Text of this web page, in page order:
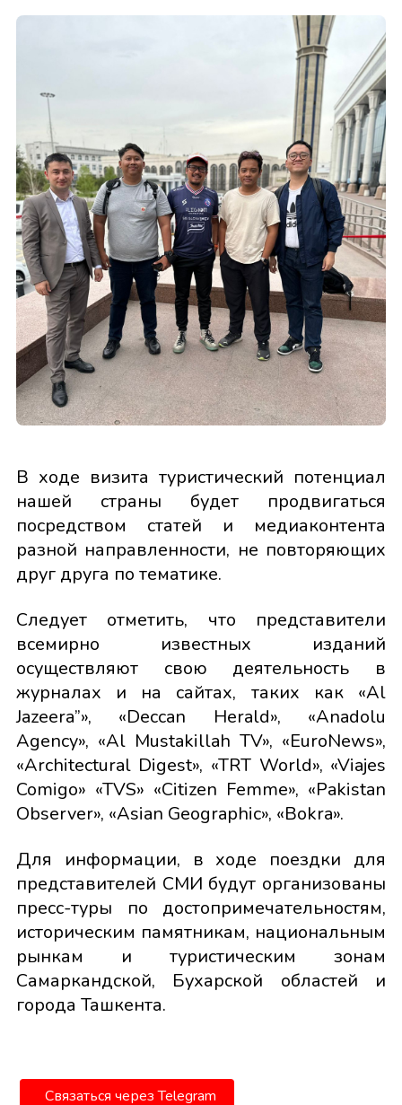
В ходе визита туристический потенциал
нашей страны будет продвигаться
посредством статей и медиаконтента
разной направленности, не повторяющих
друг друга по тематике.
Следует отметить, что представители
всемирно известных изданий
осуществляют свою деятельность в
журналах и на сайтах, таких как «Al
Jazeera”», «Deccan Herald», «Anadolu
Agency», «Al Mustakillah TV», «EuroNews»,
«Architectural Digest», «TRT World», «Viajes
Comigo» «TVS» «Citizen Femme», «Pakistan
Observer», «Asian Geographic», «Bokra».
Для информации, в ходе поездки для
представителей СМИ будут организованы
пресс-туры по достопримечательностям,
историческим памятникам, национальным
рынкам и туристическим зонам
Самаркандской, Бухарской областей и
города Ташкента.
Связаться через Telegram